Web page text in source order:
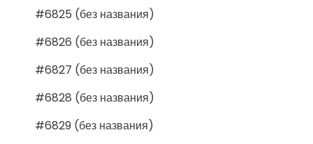
#6825 (без названия)
#6826 (без названия)
#6827 (без названия)
#6828 (без названия)
#6829 (без названия)